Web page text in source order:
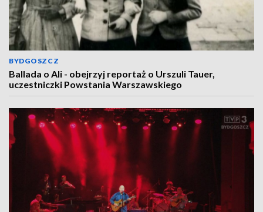
BYDGOSZCZ
Ballada o Ali - obejrzyj reportaż o Urszuli Tauer,
uczestniczki Powstania Warszawskiego